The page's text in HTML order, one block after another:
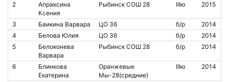
2
Апраксина
Ксения
Рыбинск СОШ 28 IIIю 2015
3 Баикина Варвара ЦО 36 б/р
2014
4
Белова Юлия ЦО 36 б/р
2014
5
Белоконева
Варвара
Рыбинск СОШ 28 б/р 2014
6
Блинкова
Екатерина
Оранжевые
Мы-28(средние)
IIIю 2014